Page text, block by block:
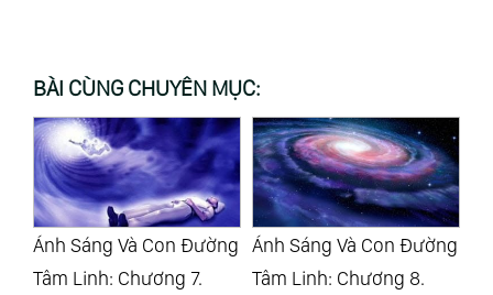
BÀI CÙNG CHUYÊN MỤC:
Ánh Sáng Và Con Đường
Tâm Linh: Chương 8.
Vũ Trụ Diễn Sinh: Kỳ 1.
Gieo Mầm Hỗn Độn, Vũ